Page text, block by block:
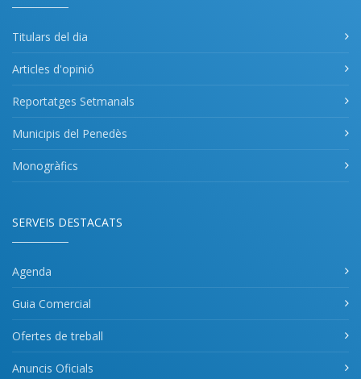
Titulars del dia
Articles d'opinió
Reportatges Setmanals
Municipis del Penedès
Monogràfics
SERVEIS DESTACATS
Agenda
Guia Comercial
Ofertes de treball
Anuncis Oficials